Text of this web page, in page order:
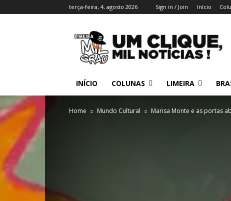
terça-feira, 4, agosto 2026 Sign in / Join Início
INÍCIO COLUNAS LIMEIRA
Home Mundo Cultural Marisa Monte e as portas